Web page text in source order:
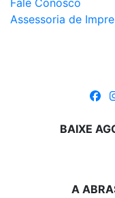
Fale Conosco
Assessoria de
BAIXE
A